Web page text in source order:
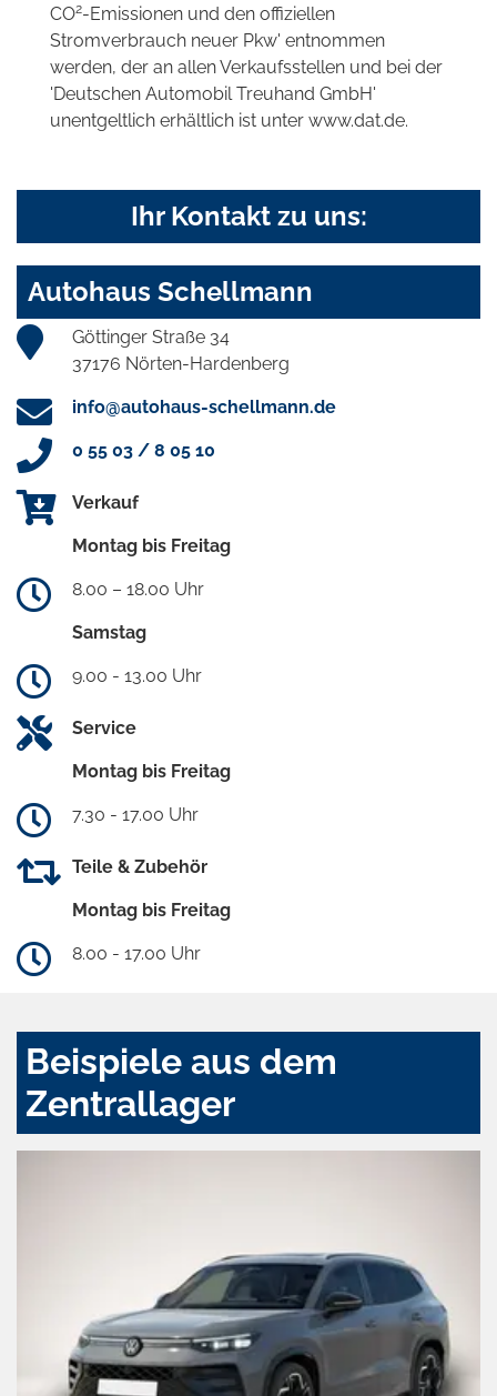
CO2-Emissionen und den offiziellen
Stromverbrauch neuer Pkw' entnommen
werden, der an allen Verkaufsstellen und bei der
'Deutschen Automobil Treuhand GmbH'
unentgeltlich erhältlich ist unter www.dat.de.
Ihr Kontakt zu uns:
Autohaus Schellmann
Göttinger Straße 34
37176 Nörten-Hardenberg
info@autohaus-schellmann.de
0 55 03 / 8 05 10
Verkauf
Montag bis Freitag
8.00 – 18.00 Uhr
Samstag
9.00 - 13.00 Uhr
Service
Montag bis Freitag
7.30 - 17.00 Uhr
Teile & Zubehör
Montag bis Freitag
8.00 - 17.00 Uhr
Beispiele aus dem
Zentrallager